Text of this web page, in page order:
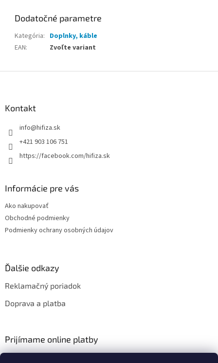
Dodatočné parametre
Kategória: Doplnky, káble
EAN: Zvoľte variant
Kontakt
info@hifiza.sk
+421 903 106 751
https://facebook.com/hifiza.sk
Informácie pre vás
Ako nakupovať
Obchodné podmienky
Podmienky ochrany osobných údajov
Ďalšie odkazy
Reklamačný poriadok
Doprava a platba
Prijímame online platby